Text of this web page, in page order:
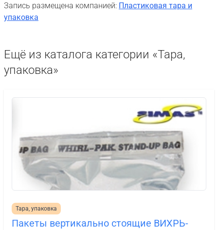
Запись размещена компанией: Пластиковая тара и
упаковка
Ещё из каталога категории «Тара,
упаковка»
Тара, упаковка
Пакеты вертикально стоящие ВИХРЬ-